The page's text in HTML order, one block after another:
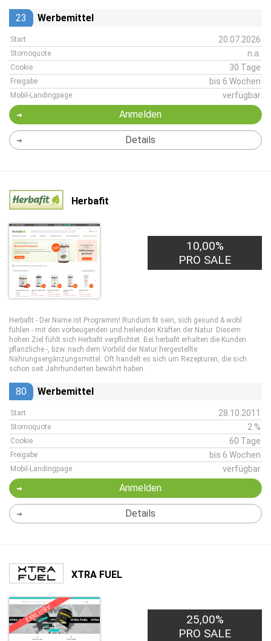
23 Werbemittel
Start 20.07.2026
Stornoquote n.a.
Cookie 30 Tage
Freigabe bis 6 Wochen
Mobil-Landingpage verfügbar
Anmelden
Details
Herbafit
10,00%
PRO SALE
Herbafit - Der Name ist Programm! Rundum fit sein, sich gesund & wohl
fühlen - mit den vorbeugenden und heilenden Kräften der Natur. Diesem
hohen Ziel fühlt sich Herbafit verpflichtet. Bei herbafit erhalten die Kunden
pflanzliche -, bzw. nach dem Vorbild der Natur hergestellte
Nahrungsergänzungsmittel. Oft handelt es sich um Rezepturen, die sich
schon seit Jahrhunderten bewährt haben.
80 Werbemittel
Start 28.10.2011
Stornoquote 2 %
Cookie 60 Tage
Freigabe bis 6 Wochen
Mobil-Landingpage verfügbar
Anmelden
Details
XTRA FUEL
EXKLUSIV
25,00%
PRO SALE